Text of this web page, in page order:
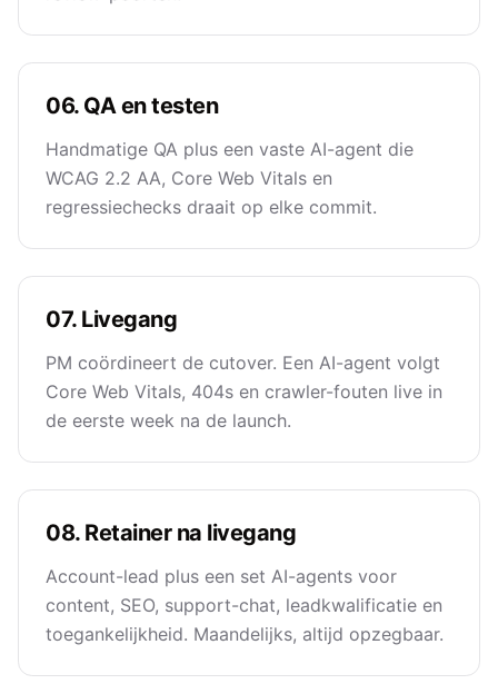
06. QA en testen
Handmatige QA plus een vaste AI-agent die
WCAG 2.2 AA, Core Web Vitals en
regressiechecks draait op elke commit.
07. Livegang
PM coördineert de cutover. Een AI-agent volgt
Core Web Vitals, 404s en crawler-fouten live in
de eerste week na de launch.
08. Retainer na livegang
Account-lead plus een set AI-agents voor
content, SEO, support-chat, leadkwalificatie en
toegankelijkheid. Maandelijks, altijd opzegbaar.